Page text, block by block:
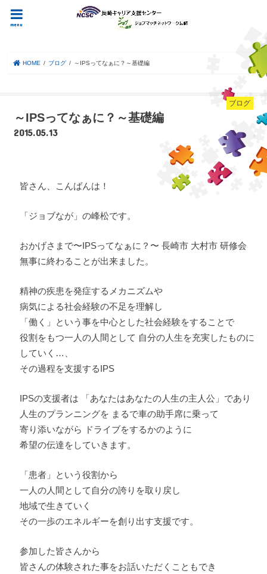
menu
HOME ブログ ～IPSってなぁに？～基礎編
ブログ
～IPSってなぁに？～基礎編
2015.05.13
皆さん、こんばんは！
「ジョブなが」の峰松です。
おかげさまで〜IPSってなぁに？〜 長崎市 大村市 研修会
無事に終わることが出来ました。
精神の疾患を発症するメカニズムや
病気による社会経験の不足を理解し
「働く」という事を中心とした社会経験をすることで
役割をもつ一人の人間として 自分の人生を充実したものに
していく…、
その過程を支援するIPS
IPSの支援者は 「あなたはあなたの人生の主人公」であり
人生のプランニングを まるで車の助手席に乗って
寄り添いながら ドライブをするかのように
希望の伝達をしていきます。
「患者」という役割から
一人の人間として自分の誇りを取り戻し
地域で生きていく
その一歩のエネルギーを創り出す支援です。
参加した皆さんから
皆さんの体験された事をお話いただくこともでき